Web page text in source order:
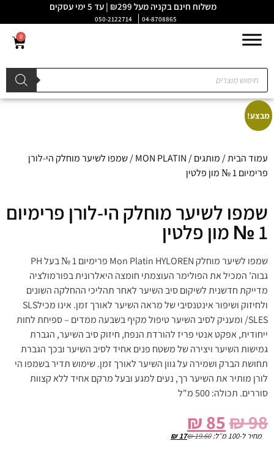
משלוח חינם בקניה מעל ₪299 | עד 5 ימי עסקים
04-8708865
050-2122714
0
מבצע!
עמוד הבית/מותגים/
MON PLATIN/ שמפו לשיער מוחלק הי-לורן
פרימיום 1 № מון פלטין
שמפו לשיער מוחלק הי-לורן פרימיום
1 № מון פלטין
שמפו לשיער מוחלק Mon Platin HYLOREN פרימיום 1 № בעל PH
גבוה' המכיל את הפולימר העוצמתי חומצה היאלרונית בפורמולציה
מדייקת חדשנית לשיקום סיב השיער לאחר תהליכי ההחלקה השונים
ולחיזוק ושיפור אינטנסיבי של מראה השיער לאורך זמן. אינו מכילSLS
/SLES ומעניק לסיב השיער טיפול מקיף בשבעה ממדים – ספיחת לחות
ייחודית, אפקט אנטי פריז להורדת הנפח, חיזוק סיב השיער, הגברת
גמישות השיער ויצירה של משטח פנים אחיד לסיב השיער ובכך הגברת
תחושת הברק ושמירה על גוון השיער לאורך זמן. שימוש תדיר בשמפו הי
לורן מותיר את השיער רך, נעים למגע ובעל מרקם אחיד ללא קצוות
סוררים. תכולה: 500 מ"ל
₪98
₪ 85
מחיר ל-100 מ״ל: ₪19.60
₪17